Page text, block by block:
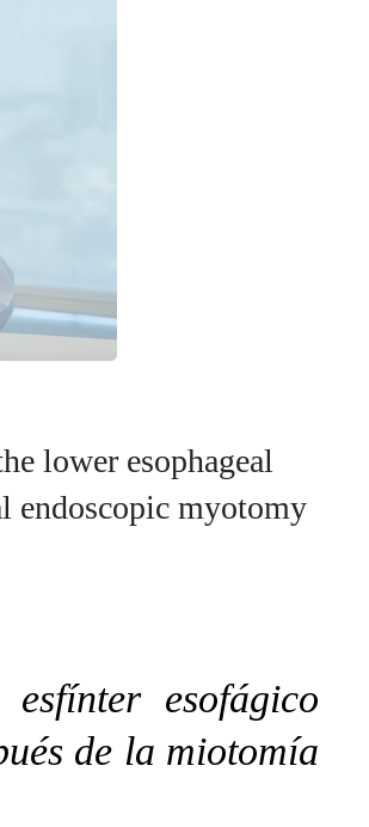
lower esophageal
endoscopic myotomy
esofágico
de la miotomía